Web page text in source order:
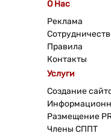
О Нас
Реклама
Правила
Контакты
Услуги
Создание
Размещение
Члены СППТ